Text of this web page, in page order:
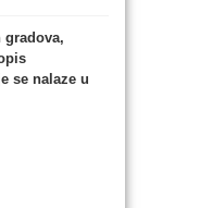
gradova,
se nalaze u